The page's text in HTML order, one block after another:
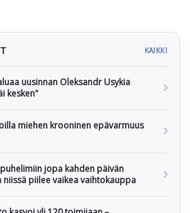
KAIKKI
uusinnan Oleksandr Usykia
kesken"
miehen krooninen epävarmuus
jopa kahden päivän
niissä piilee vaikea vaihtokauppa